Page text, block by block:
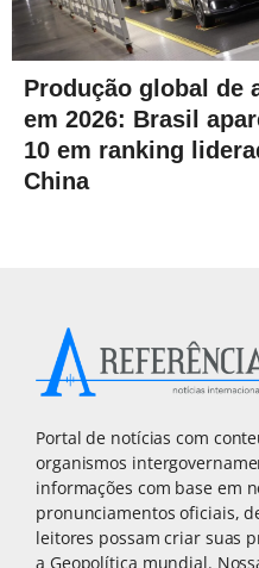
Produção global de
em 2026: Brasil
10 em ranking
China
Portal de notícias com
organismos
informações com base em
pronunciamentos oficiais,
leitores possam criar suas
a Geopolítica mundial.